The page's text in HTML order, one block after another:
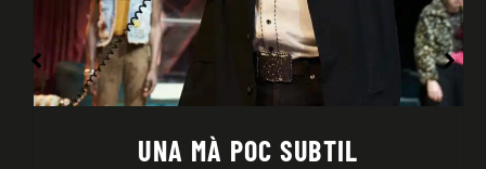
UNA FREDOR QUE CREMA